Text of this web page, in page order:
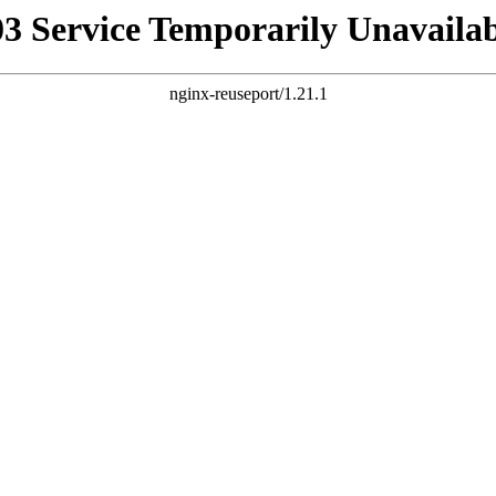
Service Temporarily
nginx-reuseport/1.21.1